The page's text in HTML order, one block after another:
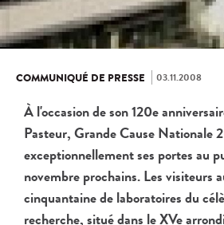
COMMUNIQUÉ DE PRESSE 03.11.2008
À l'occasion de son 120e
Pasteur, Grande Cause Nationale
exceptionnellement ses portes au
novembre prochains. Les visiteurs
cinquantaine de laboratoires du
recherche, situé dans le XVe